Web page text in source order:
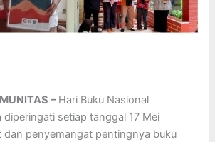
–Hari Buku Nasional
diperingati setiap tanggal 17 Mei
dan penyemangat pentingnya buku